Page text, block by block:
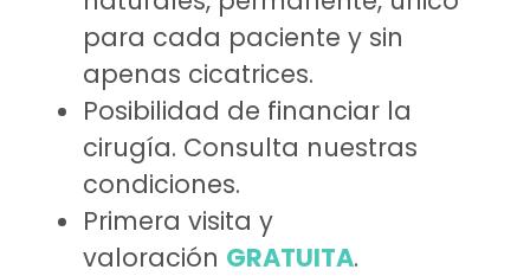
para cada paciente y sin
apenas cicatrices.
Posibilidad de financiar la
cirugía. Consulta nuestras
condiciones.
Primera visita y
valoración GRATUITA.